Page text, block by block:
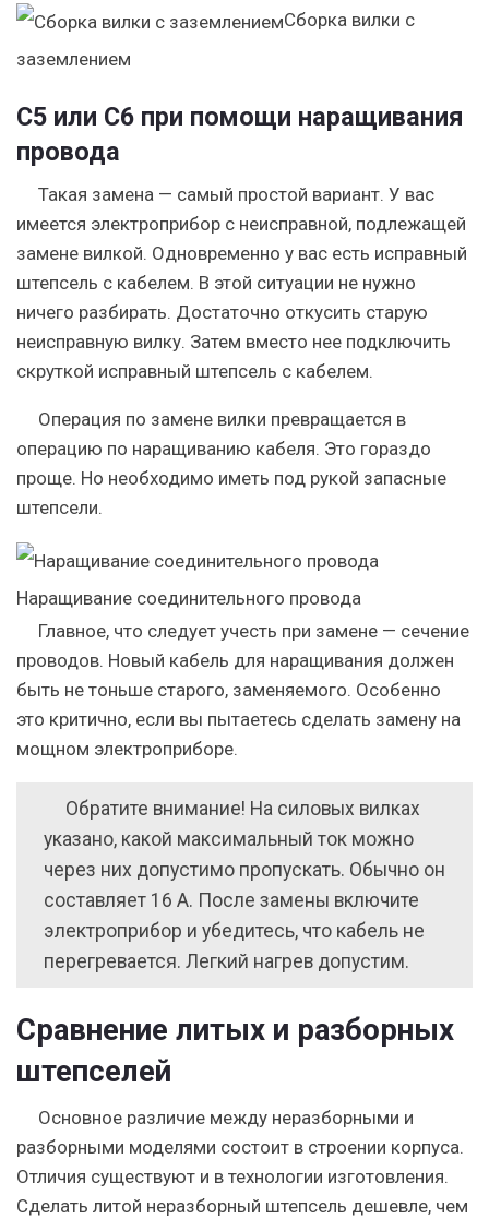
Сборка вилки с
заземлением
С5 или C6 при помощи наращивания
провода
Такая замена — самый простой вариант. У вас
имеется электроприбор с неисправной, подлежащей
замене вилкой. Одновременно у вас есть исправный
штепсель с кабелем. В этой ситуации не нужно
ничего разбирать. Достаточно откусить старую
неисправную вилку. Затем вместо нее подключить
скруткой исправный штепсель с кабелем.
Операция по замене вилки превращается в
операцию по наращиванию кабеля. Это гораздо
проще. Но необходимо иметь под рукой запасные
штепсели.
Наращивание соединительного провода
Главное, что следует учесть при замене — сечение
проводов. Новый кабель для наращивания должен
быть не тоньше старого, заменяемого. Особенно
это критично, если вы пытаетесь сделать замену на
мощном электроприборе.
Обратите внимание! На силовых вилках
указано, какой максимальный ток можно
через них допустимо пропускать. Обычно он
составляет 16 А. После замены включите
электроприбор и убедитесь, что кабель не
перегревается. Легкий нагрев допустим.
Сравнение литых и разборных
штепселей
Основное различие между неразборными и
разборными моделями состоит в строении корпуса.
Отличия существуют и в технологии изготовления.
Сделать литой неразборный штепсель дешевле, чем